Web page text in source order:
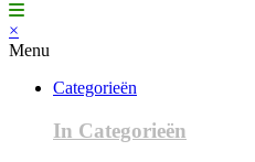
×
Menu
Categorieën
In Categorieën